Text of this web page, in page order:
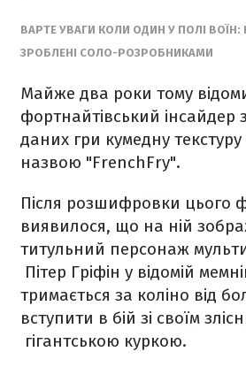
ВАРТЕ УВАГИ КОЛИ ОДИН У ПОЛІ ВОЇН:
ЗРОБЛЕНІ СОЛО-РОЗРОБНИКАМИ
Майже два роки тому
фортнайтівський інсайдер
даних гри кумедну
назвою "FrenchFry".
Після розшифровки цього
виявилося, що на ній
титульний персонаж
Пітер Гріфін у відомій
тримається за коліно від
вступити в бій зі своїм
гігантською куркою.